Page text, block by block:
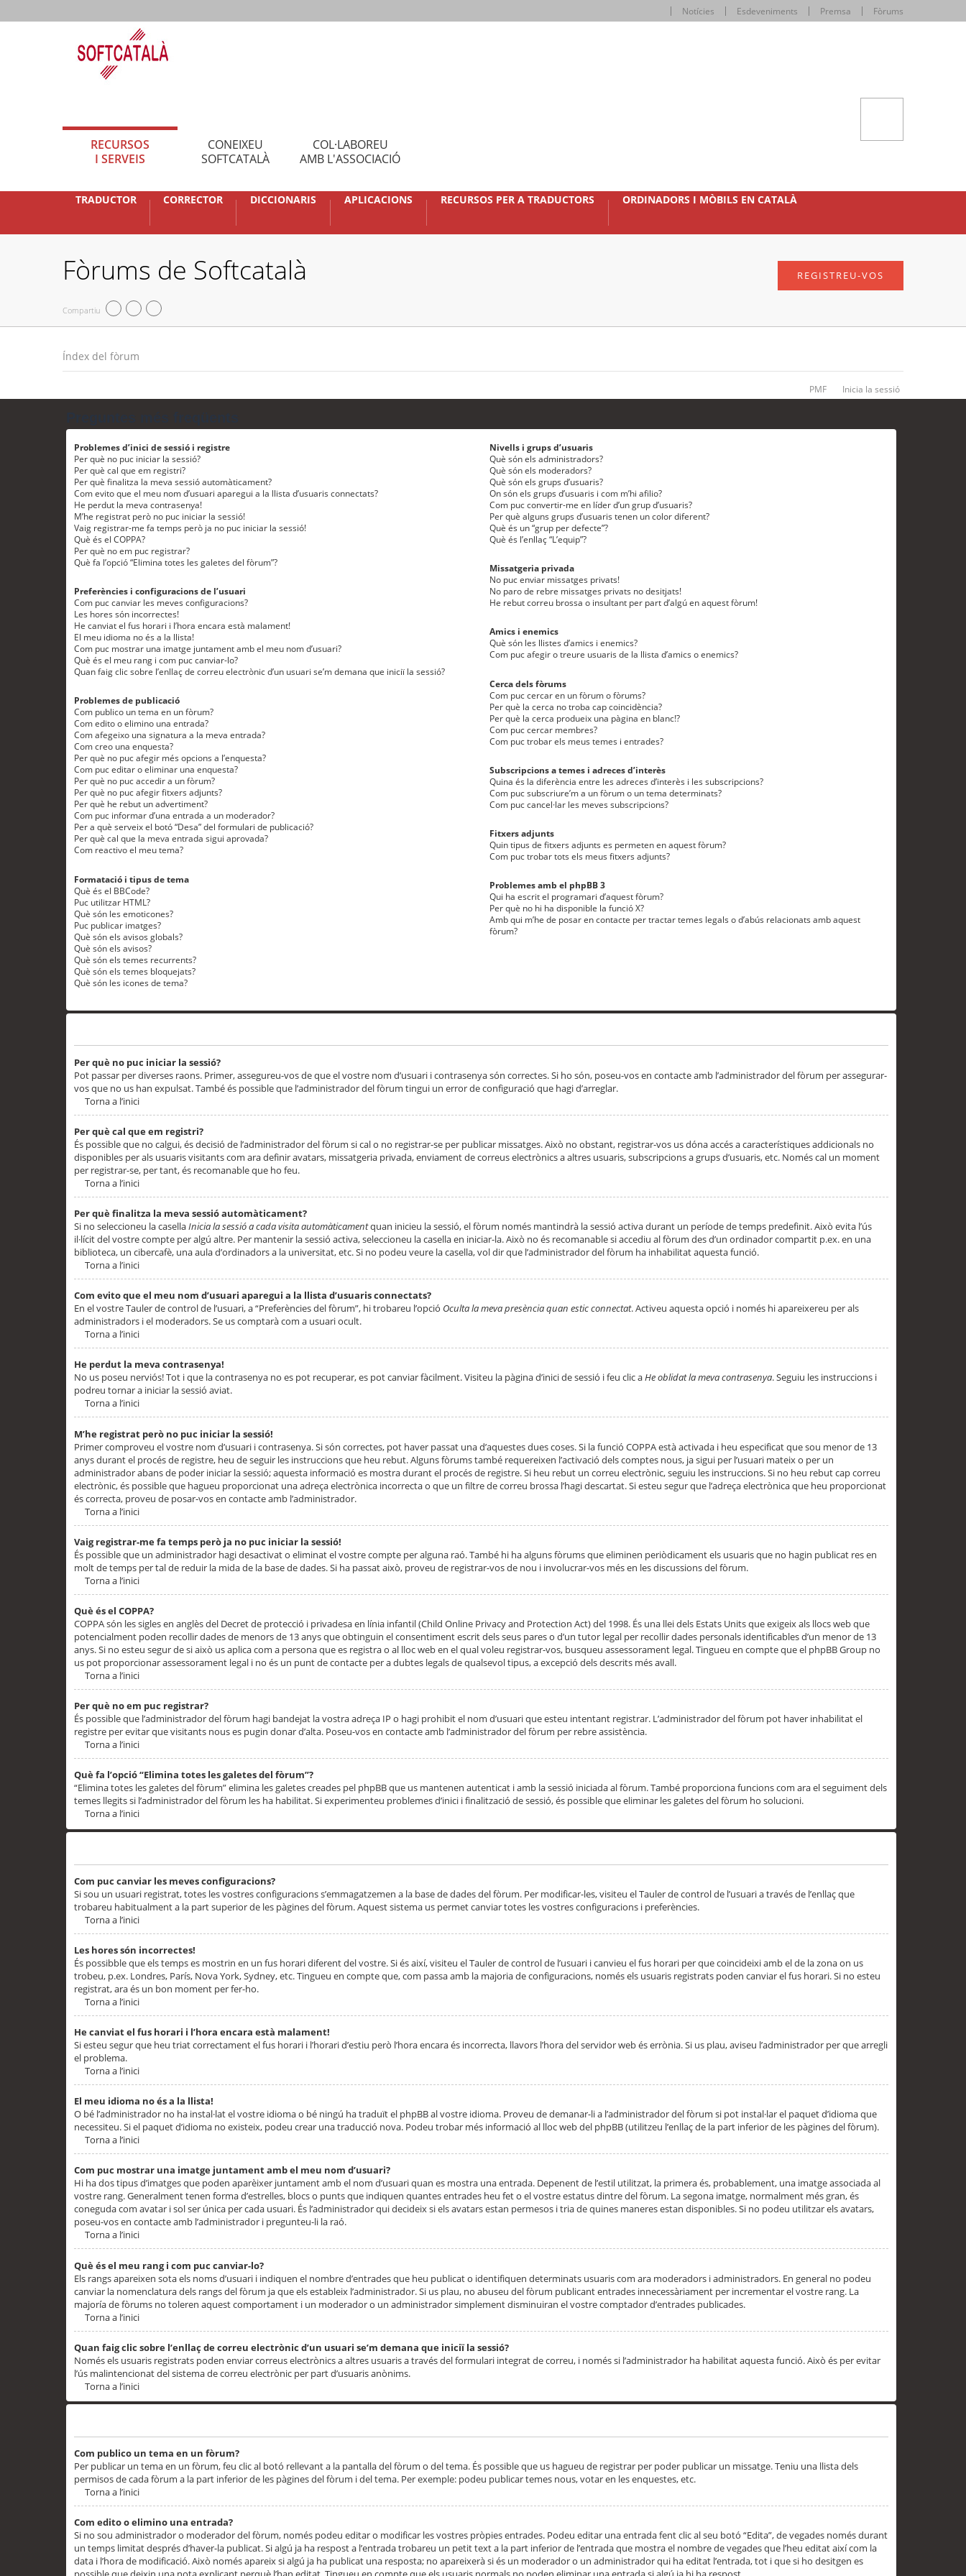
Notícies Esdeveniments Premsa Fòrums
RECURSOS
I SERVEIS
CONEIXEU
SOFTCATALÀ
COL·LABOREU
AMB L'ASSOCIACIÓ
TRADUCTOR CORRECTOR DICCIONARIS APLICACIONS RECURSOS PER A TRADUCTORS ORDINADORS I MÒBILS EN CATALÀ
Fòrums de Softcatalà
Compartiu
REGISTREU-VOS
Índex del fòrum
PMF Inicia la sessió
Problemes d’inici de sessió i registre
Per què no puc iniciar la sessió?
Per què cal que em registri?
Per què finalitza la meva sessió automàticament?
Com evito que el meu nom d’usuari aparegui a la llista d’usuaris connectats?
He perdut la meva contrasenya!
M’he registrat però no puc iniciar la sessió!
Vaig registrar-me fa temps però ja no puc iniciar la sessió!
Què és el COPPA?
Per què no em puc registrar?
Què fa l’opció “Elimina totes les galetes del fòrum”?
Preferències i configuracions de l’usuari
Com puc canviar les meves configuracions?
Les hores són incorrectes!
He canviat el fus horari i l’hora encara està malament!
El meu idioma no és a la llista!
Com puc mostrar una imatge juntament amb el meu nom d’usuari?
Què és el meu rang i com puc canviar-lo?
Quan faig clic sobre l’enllaç de correu electrònic d’un usuari se’m demana que iniciï la sessió?
Problemes de publicació
Com publico un tema en un fòrum?
Com edito o elimino una entrada?
Com afegeixo una signatura a la meva entrada?
Com creo una enquesta?
Per què no puc afegir més opcions a l’enquesta?
Com puc editar o eliminar una enquesta?
Per què no puc accedir a un fòrum?
Per què no puc afegir fitxers adjunts?
Per què he rebut un advertiment?
Com puc informar d’una entrada a un moderador?
Per a què serveix el botó “Desa” del formulari de publicació?
Per què cal que la meva entrada sigui aprovada?
Com reactivo el meu tema?
Formatació i tipus de tema
Què és el BBCode?
Puc utilitzar HTML?
Què són les emoticones?
Puc publicar imatges?
Què són els avisos globals?
Què són els avisos?
Què són els temes recurrents?
Què són els temes bloquejats?
Què són les icones de tema?
Nivells i grups d’usuaris
Què són els administradors?
Què són els moderadors?
Què són els grups d’usuaris?
On són els grups d’usuaris i com m’hi afilio?
Com puc convertir-me en líder d’un grup d’usuaris?
Per què alguns grups d’usuaris tenen un color diferent?
Què és un “grup per defecte”?
Què és l’enllaç “L’equip”?
Missatgeria privada
No puc enviar missatges privats!
No paro de rebre missatges privats no desitjats!
He rebut correu brossa o insultant per part d’algú en aquest fòrum!
Amics i enemics
Què són les llistes d’amics i enemics?
Com puc afegir o treure usuaris de la llista d’amics o enemics?
Cerca dels fòrums
Com puc cercar en un fòrum o fòrums?
Per què la cerca no troba cap coincidència?
Per què la cerca produeix una pàgina en blanc!?
Com puc cercar membres?
Com puc trobar els meus temes i entrades?
Subscripcions a temes i adreces d’interès
Quina és la diferència entre les adreces d’interès i les subscripcions?
Com puc subscriure’m a un fòrum o un tema determinats?
Com puc cancel·lar les meves subscripcions?
Fitxers adjunts
Quin tipus de fitxers adjunts es permeten en aquest fòrum?
Com puc trobar tots els meus fitxers adjunts?
Problemes amb el phpBB 3
Qui ha escrit el programari d’aquest fòrum?
Per què no hi ha disponible la funció X?
Amb qui m’he de posar en contacte per tractar temes legals o d’abús relacionats amb aquest
fòrum?
Per què no puc iniciar la sessió?
Pot passar per diverses raons. Primer, assegureu-vos de que el vostre nom d’usuari i contrasenya són correctes. Si ho són, poseu-vos en contacte amb l’administrador del fòrum per assegurar-
vos que no us han expulsat. També és possible que l’administrador del fòrum tingui un error de configuració que hagi d’arreglar.
Torna a l’inici
Per què cal que em registri?
És possible que no calgui, és decisió de l’administrador del fòrum si cal o no registrar-se per publicar missatges. Això no obstant, registrar-vos us dóna accés a característiques addicionals no
disponibles per als usuaris visitants com ara definir avatars, missatgeria privada, enviament de correus electrònics a altres usuaris, subscripcions a grups d’usuaris, etc. Només cal un moment
per registrar-se, per tant, és recomanable que ho feu.
Torna a l’inici
Per què finalitza la meva sessió automàticament?
Si no seleccioneu la casellaInicia la sessió a cada visita automàticamentquan inicieu la sessió, el fòrum només mantindrà la sessió activa durant un període de temps predefinit. Això evita l’ús
il·lícit del vostre compte per algú altre. Per mantenir la sessió activa, seleccioneu la casella en iniciar-la. Això no és recomanable si accediu al fòrum des d’un ordinador compartit p.ex. en una
biblioteca, un cibercafè, una aula d’ordinadors a la universitat, etc. Si no podeu veure la casella, vol dir que l’administrador del fòrum ha inhabilitat aquesta funció.
Torna a l’inici
Com evito que el meu nom d’usuari aparegui a la llista d’usuaris connectats?
En el vostre Tauler de control de l’usuari, a “Preferències del fòrum”, hi trobareu l’opció Oculta la meva presència quan estic connectat. Activeu aquesta opció i només hi apareixereu per als
administradors i el moderadors. Se us comptarà com a usuari ocult.
Torna a l’inici
He perdut la meva contrasenya!
No us poseu nerviós! Tot i que la contrasenya no es pot recuperar, es pot canviar fàcilment. Visiteu la pàgina d’inici de sessió i feu clic aHe oblidat la meva contrasenya. Seguiu les instruccions i
podreu tornar a iniciar la sessió aviat.
Torna a l’inici
M’he registrat però no puc iniciar la sessió!
Primer comproveu el vostre nom d’usuari i contrasenya. Si són correctes, pot haver passat una d’aquestes dues coses. Si la funció COPPA està activada i heu especificat que sou menor de 13
anys durant el procés de registre, heu de seguir les instruccions que heu rebut. Alguns fòrums també requereixen l’activació dels comptes nous, ja sigui per l’usuari mateix o per un
administrador abans de poder iniciar la sessió; aquesta informació es mostra durant el procés de registre. Si heu rebut un correu electrònic, seguiu les instruccions. Si no heu rebut cap correu
electrònic, és possible que hagueu proporcionat una adreça electrònica incorrecta o que un filtre de correu brossa l’hagi descartat. Si esteu segur que l’adreça electrònica que heu proporcionat
és correcta, proveu de posar-vos en contacte amb l’administrador.
Torna a l’inici
Vaig registrar-me fa temps però ja no puc iniciar la sessió!
És possible que un administrador hagi desactivat o eliminat el vostre compte per alguna raó. També hi ha alguns fòrums que eliminen periòdicament els usuaris que no hagin publicat res en
molt de temps per tal de reduir la mida de la base de dades. Si ha passat això, proveu de registrar-vos de nou i involucrar-vos més en les discussions del fòrum.
Torna a l’inici
Què és el COPPA?
COPPA són les sigles en anglès del Decret de protecció i privadesa en línia infantil (Child Online Privacy and Protection Act) del 1998. És una llei dels Estats Units que exigeix als llocs web que
potencialment poden recollir dades de menors de 13 anys que obtinguin el consentiment escrit dels seus pares o d’un tutor legal per recollir dades personals identificables d’un menor de 13
anys. Si no esteu segur de si això us aplica com a persona que es registra o al lloc web en el qual voleu registrar-vos, busqueu assessorament legal. Tingueu en compte que el phpBB Group no
us pot proporcionar assessorament legal i no és un punt de contacte per a dubtes legals de qualsevol tipus, a excepció dels descrits més avall.
Torna a l’inici
Per què no em puc registrar?
És possible que l’administrador del fòrum hagi bandejat la vostra adreça IP o hagi prohibit el nom d’usuari que esteu intentant registrar. L’administrador del fòrum pot haver inhabilitat el
registre per evitar que visitants nous es pugin donar d’alta. Poseu-vos en contacte amb l’administrador del fòrum per rebre assistència.
Torna a l’inici
Què fa l’opció “Elimina totes les galetes del fòrum”?
“Elimina totes les galetes del fòrum” elimina les galetes creades pel phpBB que us mantenen autenticat i amb la sessió iniciada al fòrum. També proporciona funcions com ara el seguiment dels
temes llegits si l’administrador del fòrum les ha habilitat. Si experimenteu problemes d’inici i finalització de sessió, és possible que eliminar les galetes del fòrum ho solucioni.
Torna a l’inici
Com puc canviar les meves configuracions?
Si sou un usuari registrat, totes les vostres configuracions s’emmagatzemen a la base de dades del fòrum. Per modificar-les, visiteu el Tauler de control de l’usuari a través de l’enllaç que
trobareu habitualment a la part superior de les pàgines del fòrum. Aquest sistema us permet canviar totes les vostres configuracions i preferències.
Torna a l’inici
Les hores són incorrectes!
És possibble que els temps es mostrin en un fus horari diferent del vostre. Si és així, visiteu el Tauler de control de l’usuari i canvieu el fus horari per que coincideixi amb el de la zona on us
trobeu, p.ex. Londres, París, Nova York, Sydney, etc. Tingueu en compte que, com passa amb la majoria de configuracions, només els usuaris registrats poden canviar el fus horari. Si no esteu
registrat, ara és un bon moment per fer-ho.
Torna a l’inici
He canviat el fus horari i l’hora encara està malament!
Si esteu segur que heu triat correctament el fus horari i l’horari d’estiu però l’hora encara és incorrecta, llavors l’hora del servidor web és errònia. Si us plau, aviseu l’administrador per que arregli
el problema.
Torna a l’inici
El meu idioma no és a la llista!
O bé l’administrador no ha instal·lat el vostre idioma o bé ningú ha traduït el phpBB al vostre idioma. Proveu de demanar-li a l’administrador del fòrum si pot instal·lar el paquet d’idioma que
necessiteu. Si el paquet d’idioma no existeix, podeu crear una traducció nova. Podeu trobar més informació al lloc web del phpBB (utilitzeu l’enllaç de la part inferior de les pàgines del fòrum).
Torna a l’inici
Com puc mostrar una imatge juntament amb el meu nom d’usuari?
Hi ha dos tipus d’imatges que poden aparèixer juntament amb el nom d’usuari quan es mostra una entrada. Depenent de l’estil utilitzat, la primera és, probablement, una imatge associada al
vostre rang. Generalment tenen forma d’estrelles, blocs o punts que indiquen quantes entrades heu fet o el vostre estatus dintre del fòrum. La segona imatge, normalment més gran, és
coneguda com avatar i sol ser única per cada usuari. És l’administrador qui decideix si els avatars estan permesos i tria de quines maneres estan disponibles. Si no podeu utilitzar els avatars,
poseu-vos en contacte amb l’administrador i pregunteu-li la raó.
Torna a l’inici
Què és el meu rang i com puc canviar-lo?
Els rangs apareixen sota els noms d’usuari i indiquen el nombre d’entrades que heu publicat o identifiquen determinats usuaris com ara moderadors i administradors. En general no podeu
canviar la nomenclatura dels rangs del fòrum ja que els estableix l’administrador. Si us plau, no abuseu del fòrum publicant entrades innecessàriament per incrementar el vostre rang. La
majoría de fòrums no toleren aquest comportament i un moderador o un administrador simplement disminuiran el vostre comptador d’entrades publicades.
Torna a l’inici
Quan faig clic sobre l’enllaç de correu electrònic d’un usuari se’m demana que iniciï la sessió?
Només els usuaris registrats poden enviar correus electrònics a altres usuaris a través del formulari integrat de correu, i només si l’administrador ha habilitat aquesta funció. Això és per evitar
l’ús malintencionat del sistema de correu electrònic per part d’usuaris anònims.
Torna a l’inici
Com publico un tema en un fòrum?
Per publicar un tema en un fòrum, feu clic al botó rellevant a la pantalla del fòrum o del tema. És possible que us hagueu de registrar per poder publicar un missatge. Teniu una llista dels
permisos de cada fòrum a la part inferior de les pàgines del fòrum i del tema. Per exemple: podeu publicar temes nous, votar en les enquestes, etc.
Torna a l’inici
Com edito o elimino una entrada?
Si no sou administrador o moderador del fòrum, només podeu editar o modificar les vostres pròpies entrades. Podeu editar una entrada fent clic al seu botó “Edita”, de vegades només durant
un temps limitat després d’haver-la publicat. Si algú ja ha respost a l’entrada trobareu un petit text a la part inferior de l’entrada que mostra el nombre de vegades que l’heu editat així com la
data i l’hora de modificació. Això només apareix si algú ja ha publicat una resposta; no apareixerà si és un moderador o un administrador qui ha editat l’entrada, tot i que si ho desitgen es